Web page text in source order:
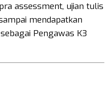
assessment, ujian tulis
mendapatkan
Pengawas K3